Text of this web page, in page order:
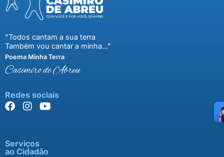
"Todos cantam a sua terra
Também vou cantar a minha..."
Poema Minha Terra
Casimiro de Abreu
Redes sociais
Serviços
ao Cidadão